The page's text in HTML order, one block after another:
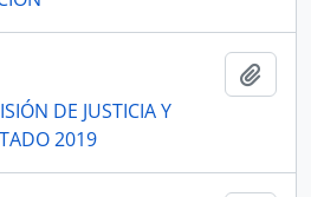
DE JUSTICIA Y
2019